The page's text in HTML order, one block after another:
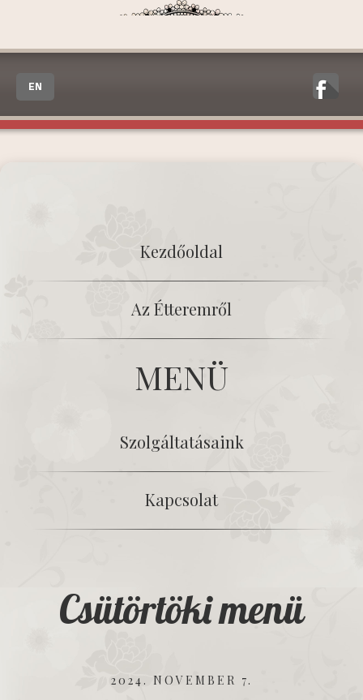
EN
Kezdőoldal
Az Étteremről
MENÜ
Szolgáltatásaink
Kapcsolat
Csütörtöki menü
2024. NOVEMBER 7.